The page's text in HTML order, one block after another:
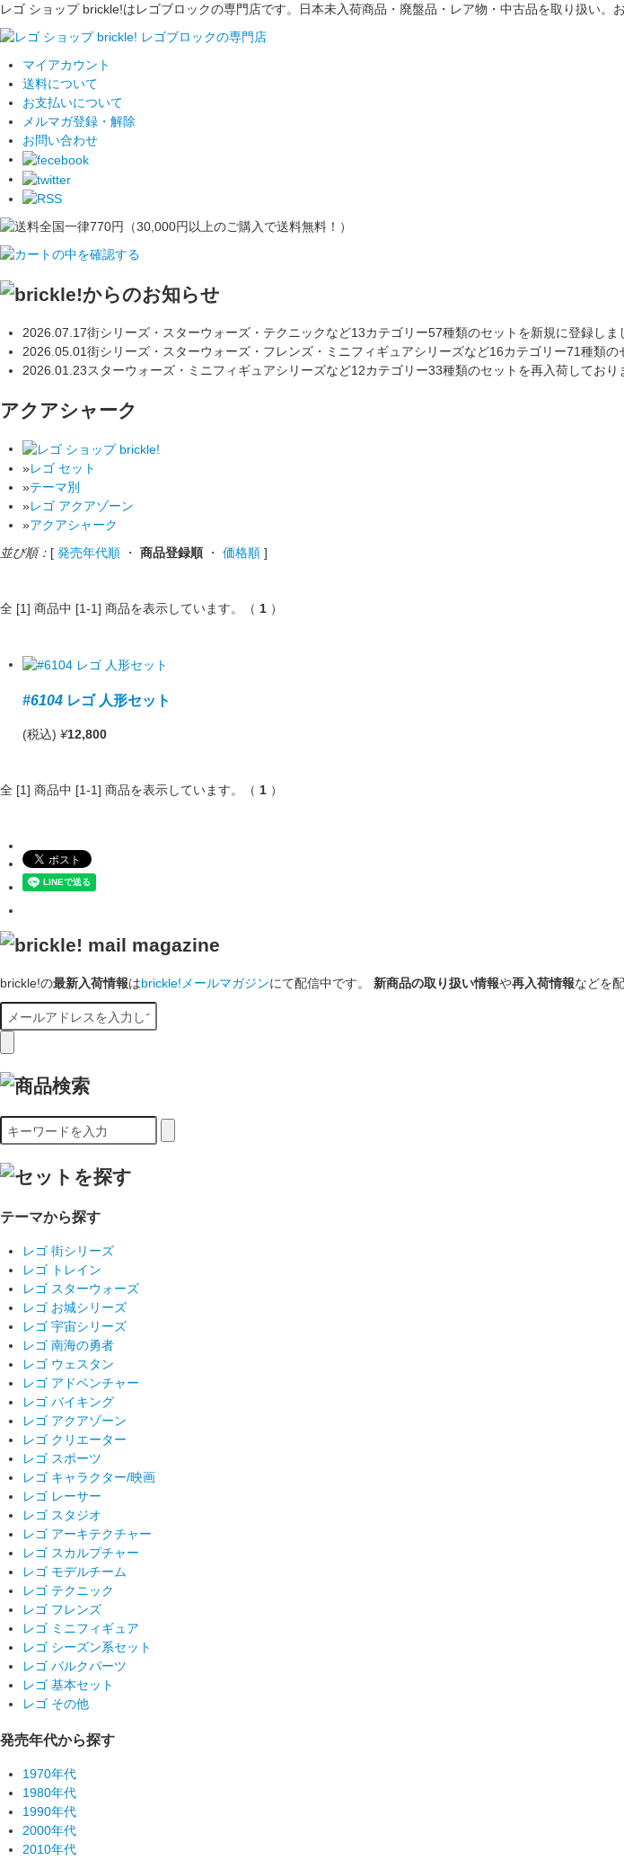
レゴ ショップ brickle!はレゴブロックの専門店です。日本未入荷商品・廃盤品・レア物・中古品を取り扱い。
マイアカウント
送料について
お支払いについて
メルマガ登録・解除
お問い合わせ
2026.07.17街シリーズ・スターウォーズ・テクニックなど13カテゴリー57種類のセットを新規に登録しま
2026.05.01街シリーズ・スターウォーズ・フレンズ・ミニフィギュアシリーズなど16カテゴリー71種類
2026.01.23スターウォーズ・ミニフィギュアシリーズなど12カテゴリー33種類のセットを再入荷しており
アクアシャーク
»レゴ セット
»テーマ別
»レゴ アクアゾーン
»アクアシャーク
並び順： [ 発売年代順 ・ 商品登録順 ・ 価格順 ]
全 [1] 商品中 [1-1] 商品を表示しています。（ 1 ）
#6104 レゴ 人形セット
(税込) ¥12,800
全 [1] 商品中 [1-1] 商品を表示しています。（ 1 ）
brickle!の最新入荷情報はbrickle!メールマガジンにて配信中です。 新商品の取り扱い情報や再入荷情報などを
テーマから探す
レゴ 街シリーズ
レゴ トレイン
レゴ スターウォーズ
レゴ お城シリーズ
レゴ 宇宙シリーズ
レゴ 南海の勇者
レゴ ウェスタン
レゴ アドベンチャー
レゴ バイキング
レゴ アクアゾーン
レゴ クリエーター
レゴ スポーツ
レゴ キャラクター/映画
レゴ レーサー
レゴ スタジオ
レゴ アーキテクチャー
レゴ スカルプチャー
レゴ モデルチーム
レゴ テクニック
レゴ フレンズ
レゴ ミニフィギュア
レゴ シーズン系セット
レゴ バルクパーツ
レゴ 基本セット
レゴ その他
発売年代から探す
1970年代
1980年代
1990年代
2000年代
2010年代